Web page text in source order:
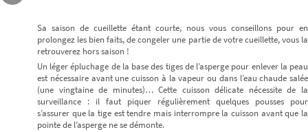
Sa saison de cueillette étant courte, nous vous conseillons pour en
prolongez les bien faits, de congeler une partie de votre cueillette, vous la
retrouverez hors saison !
Un léger épluchage de la base des tiges de l’asperge pour enlever la peau
est nécessaire avant une cuisson à la vapeur ou dans l’eau chaude salée
(une vingtaine de minutes)… Cette cuisson délicate nécessite de la
surveillance : il faut piquer régulièrement quelques pousses pour
s’assurer que la tige est tendre mais interrompre la cuisson avant que la
pointe de l’asperge ne se démonte.